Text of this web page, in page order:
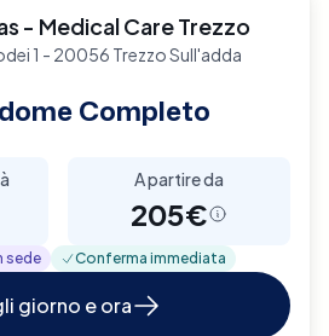
- Medical Care Trezzo
1 - 20056 Trezzo Sull'adda
Completo
A partire da
205€
sede Conferma immediata
giorno e ora